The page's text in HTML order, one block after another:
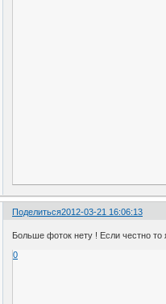
Поделиться2012-03-21 16:06:13
Больше фоток нету ! Если честно
0